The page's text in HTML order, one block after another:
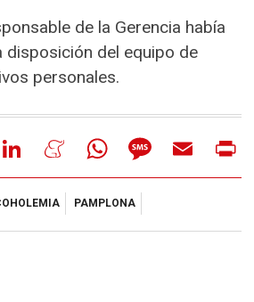
de la Gerencia había
disposición del equipo de
personales.
LinkedIn MeneameWhatsAppMessageEmail
PAMPLONA